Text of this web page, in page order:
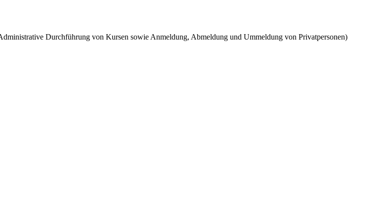
Durchführung von Kursen sowie Anmeldung, Abmeldung und Ummeldung von Privatpersonen)